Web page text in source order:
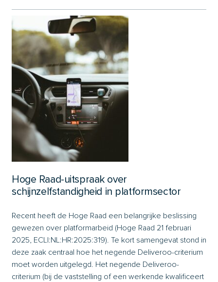
Hoge Raad-uitspraak over
schijnzelfstandigheid in platformsector
Recent heeft de Hoge Raad een belangrijke beslissing
gewezen over platformarbeid (Hoge Raad 21 februari
2025, ECLI:NL:HR:2025:319). Te kort samengevat stond in
deze zaak centraal hoe het negende Deliveroo-criterium
moet worden uitgelegd. Het negende Deliveroo-
criterium (bij de vaststelling of een werkende kwalificeert